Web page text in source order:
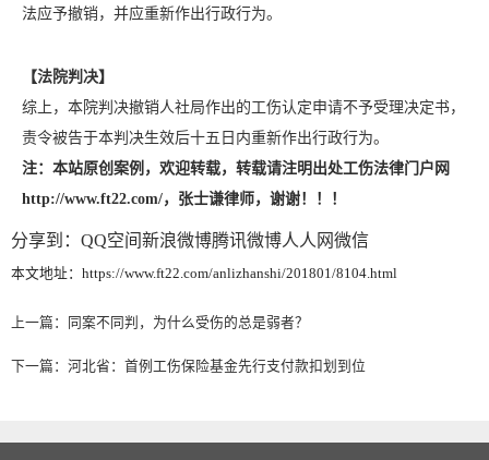
法应予撤销，并应重新作出行政行为。
【法院判决】
综上，本院判决撤销人社局作出的工伤认定申请不予受理决定书，
责令被告于本判决生效后十五日内重新作出行政行为。
注：本站原创案例，欢迎转载，转载请注明出处工伤法律门户网
http://www.ft22.com/，张士谦律师，谢谢！！！
分享到： QQ空间新浪微博腾讯微博人人网微信
本文地址：https://www.ft22.com/anlizhanshi/201801/8104.html
上一篇： 同案不同判，为什么受伤的总是弱者？
下一篇： 河北省：首例工伤保险基金先行支付款扣划到位